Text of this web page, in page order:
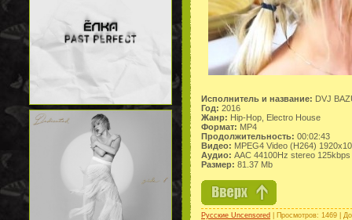
Исполнитель и название: DVJ
Год: 2016
Жанр: Hip-Hop, Electro House
Формат: MP4
Продолжительность: 00:02:43
Видео: MPEG4 Video (H264)
Аудио: AAC 44100Hz stereo 125kbps
Размер: 81.37 Mb
Русские Uncensored | Просмотров: 1469 |